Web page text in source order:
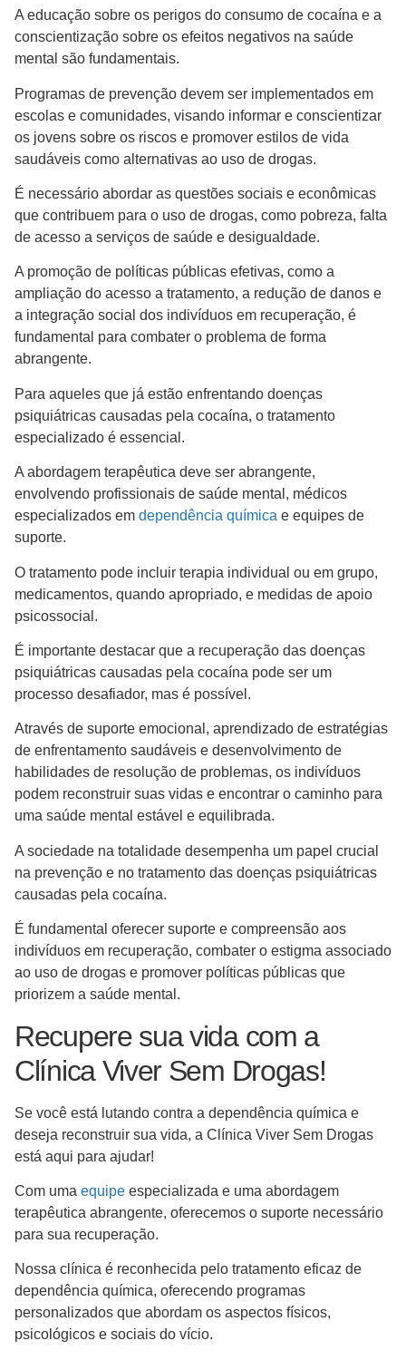
A educação sobre os perigos do consumo de cocaína e a
conscientização sobre os efeitos negativos na saúde
mental são fundamentais.
Programas de prevenção devem ser implementados em
escolas e comunidades, visando informar e conscientizar
os jovens sobre os riscos e promover estilos de vida
saudáveis como alternativas ao uso de drogas.
É necessário abordar as questões sociais e econômicas
que contribuem para o uso de drogas, como pobreza, falta
de acesso a serviços de saúde e desigualdade.
A promoção de políticas públicas efetivas, como a
ampliação do acesso a tratamento, a redução de danos e
a integração social dos indivíduos em recuperação, é
fundamental para combater o problema de forma
abrangente.
Para aqueles que já estão enfrentando doenças
psiquiátricas causadas pela cocaína, o tratamento
especializado é essencial.
A abordagem terapêutica deve ser abrangente,
envolvendo profissionais de saúde mental, médicos
especializados em dependência química e equipes de
suporte.
O tratamento pode incluir terapia individual ou em grupo,
medicamentos, quando apropriado, e medidas de apoio
psicossocial.
É importante destacar que a recuperação das doenças
psiquiátricas causadas pela cocaína pode ser um
processo desafiador, mas é possível.
Através de suporte emocional, aprendizado de estratégias
de enfrentamento saudáveis e desenvolvimento de
habilidades de resolução de problemas, os indivíduos
podem reconstruir suas vidas e encontrar o caminho para
uma saúde mental estável e equilibrada.
A sociedade na totalidade desempenha um papel crucial
na prevenção e no tratamento das doenças psiquiátricas
causadas pela cocaína.
É fundamental oferecer suporte e compreensão aos
indivíduos em recuperação, combater o estigma associado
ao uso de drogas e promover políticas públicas que
priorizem a saúde mental.
Recupere sua vida com a
Clínica Viver Sem Drogas!
Se você está lutando contra a dependência química e
deseja reconstruir sua vida, a Clínica Viver Sem Drogas
está aqui para ajudar!
Com uma equipe especializada e uma abordagem
terapêutica abrangente, oferecemos o suporte necessário
para sua recuperação.
Nossa clínica é reconhecida pelo tratamento eficaz de
dependência química, oferecendo programas
personalizados que abordam os aspectos físicos,
psicológicos e sociais do vício.